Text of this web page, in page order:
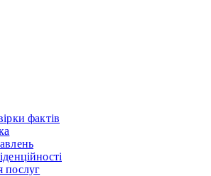
фактів
послуг